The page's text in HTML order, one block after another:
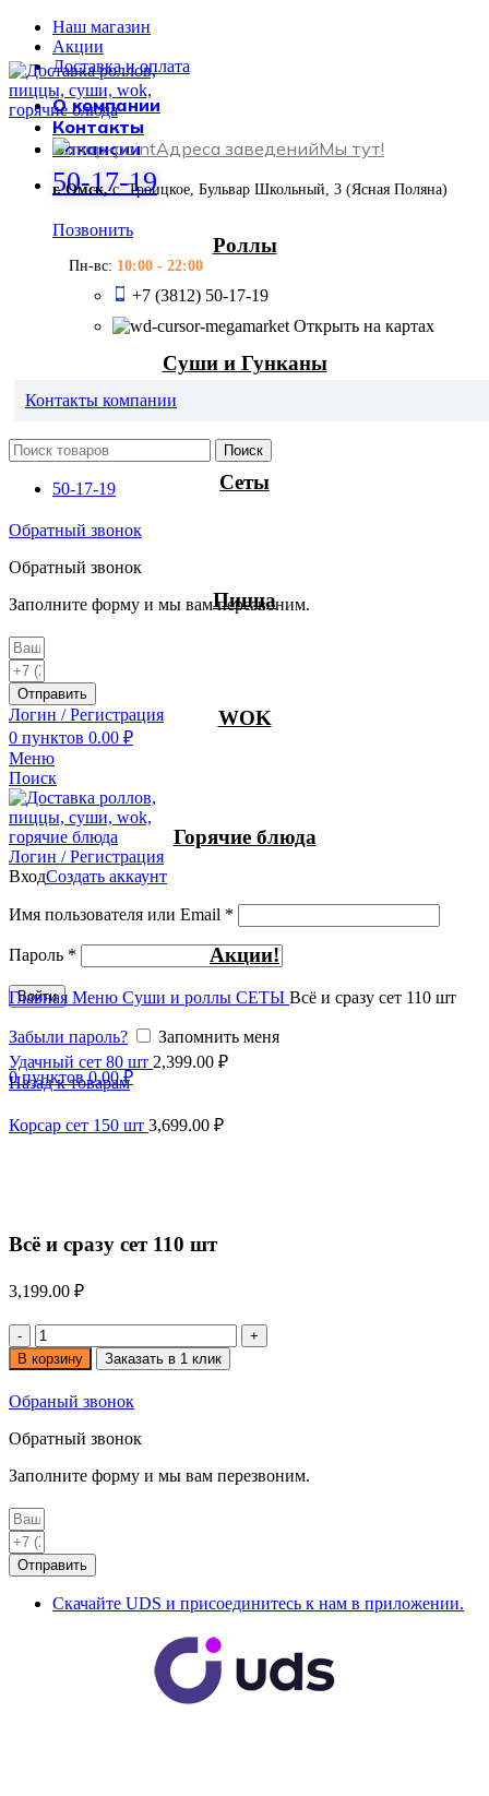
Наш магазин
Акции
Доставка и оплата
О компании
Контакты
Вакансии
50-17-19
Адреса заведенийМы тут!
г. Омск,с. Троицкое, Бульвар Школьный, 3 (Ясная Поляна)
Позвонить
Пн-вс: 10:00 - 22:00
+7 (3812) 50-17-19
Открыть на картах
Контакты компании
Поиск
50-17-19
Обратный звонок
Обратный звонок
Заполните форму и мы вам перезвоним.
Отправить
Логин / Регистрация
0 пунктов 0.00 ₽
Меню
Поиск
Логин / Регистрация
ВходСоздать аккаунт
Имя пользователя или Email *
Пароль *
Войти
Забыли пароль? Запомнить меня
0пунктов 0.00₽
Роллы
Суши и Гунканы
Сеты
Пицца
WOK
Горячие блюда
Акции!
Главная Меню Суши и роллы СЕТЫ Всё и сразу сет 110 шт
Удачный сет 80 шт 2,399.00 ₽
Назад к товарам
Корсар сет 150 шт 3,699.00 ₽
Всё и сразу сет 110 шт
3,199.00 ₽
Количество
товара
Всё
сразу
110
шт
В корзину Заказать в 1 клик
Обраный звонок
Обратный звонок
Заполните форму и мы вам перезвоним.
Отправить
Скачайте UDS и присоединитесь к нам в приложении.